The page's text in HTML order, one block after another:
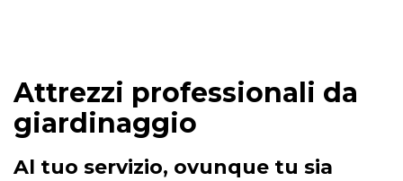
Attrezzi professionali da
giardinaggio
Al tuo servizio, ovunque tu sia